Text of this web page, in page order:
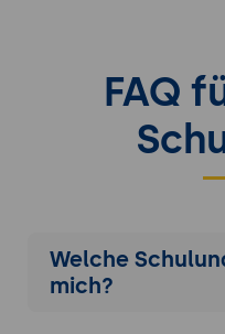
FAQ
Welche
mich?